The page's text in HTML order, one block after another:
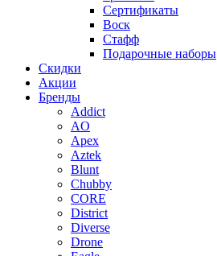
Сертификаты
Воск
Стафф
Подарочные наборы
Скидки
Акции
Бренды
Addict
AO
Apex
Aztek
Blunt
Chubby
CORE
District
Diverse
Drone